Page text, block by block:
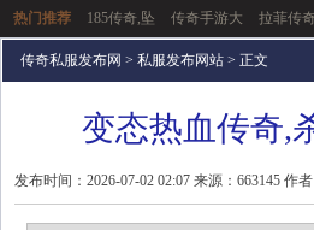
热门推荐
185传奇,坠 传奇手游大 拉菲传
传奇私服发布网 > 私服发布网站 > 正文
变态热血传奇,
发布时间：2026-07-02 02:07 来源：663145 作